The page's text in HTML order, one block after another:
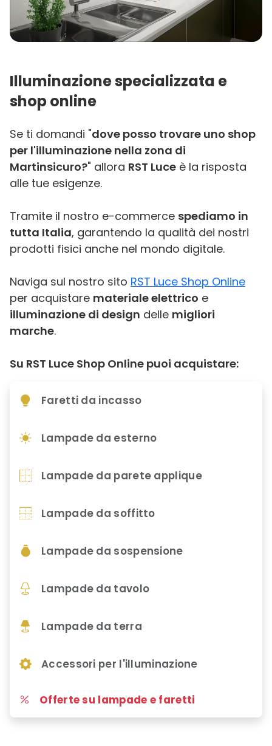
Illuminazione specializzata e
shop online
Se ti domandi "dove posso trovare uno shop
per l'illuminazione nella zona di
Martinsicuro?" allora RST Luce è la risposta
alle tue esigenze.
Tramite il nostro e-commerce spediamo in
tutta Italia, garantendo la qualità dei nostri
prodotti fisici anche nel mondo digitale.
Naviga sul nostro sito RST Luce Shop Online
per acquistare materiale elettrico e
illuminazione di design delle migliori
marche.
Su RST Luce Shop Online puoi acquistare:
Faretti da incasso
Lampade da esterno
Lampade da parete applique
Lampade da soffitto
Lampade da sospensione
Lampade da tavolo
Lampade da terra
Accessori per l'illuminazione
Offerte su lampade e faretti